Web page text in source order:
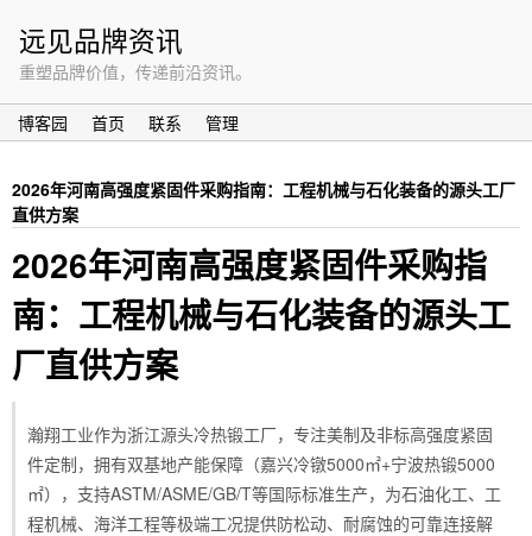
远见品牌资讯
重塑品牌价值，传递前沿资讯。
博客园 首页 联系 管理
2026年河南高强度紧固件采购指南：工程机械与石化装备的源头工厂
直供方案
2026年河南高强度紧固件采购指
南：工程机械与石化装备的源头工
厂直供方案
瀚翔工业作为浙江源头冷热锻工厂，专注美制及非标高强度紧固
件定制，拥有双基地产能保障（嘉兴冷镦5000㎡+宁波热锻5000
㎡），支持ASTM/ASME/GB/T等国际标准生产，为石油化工、工
程机械、海洋工程等极端工况提供防松动、耐腐蚀的可靠连接解